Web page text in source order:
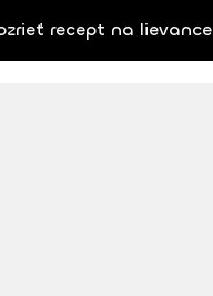
recept na lievance